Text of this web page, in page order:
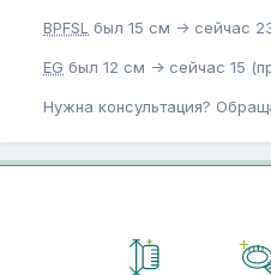
BPFSL был 15 см -> сейчас
EG был 12 см -> сейчас 15
Нужна консультация?